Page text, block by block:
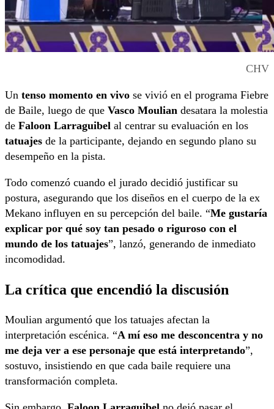
CHV
Un tenso momento en vivo se vivió en el programa Fiebre
de Baile, luego de que Vasco Moulian desatara la molestia
de Faloon Larraguibel al centrar su evaluación en los
tatuajes de la participante, dejando en segundo plano su
desempeño en la pista.
Todo comenzó cuando el jurado decidió justificar su
postura, asegurando que los diseños en el cuerpo de la ex
Mekano influyen en su percepción del baile. “Me gustaría
explicar por qué soy tan pesado o riguroso con el
mundo de los tatuajes”, lanzó, generando de inmediato
incomodidad.
La crítica que encendió la discusión
Moulian argumentó que los tatuajes afectan la
interpretación escénica. “A mí eso me desconcentra y no
me deja ver a ese personaje que está interpretando”,
sostuvo, insistiendo en que cada baile requiere una
transformación completa.